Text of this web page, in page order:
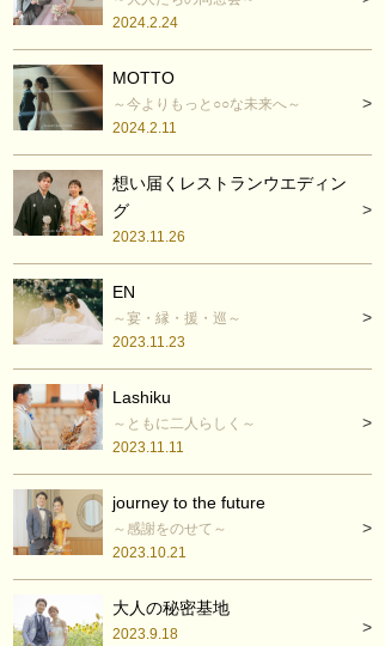
2024.2.24
MOTTO
～今よりもっと○○な未来へ～
2024.2.11
想い届くレストランウエディン
グ
2023.11.26
EN
～宴・縁・援・巡～
2023.11.23
Lashiku
～ともに二人らしく～
2023.11.11
journey to the future
～感謝をのせて～
2023.10.21
大人の秘密基地
2023.9.18